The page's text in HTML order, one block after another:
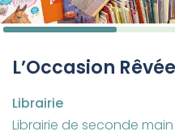
L’Occasion Rêvée
Librairie
Librairie de seconde